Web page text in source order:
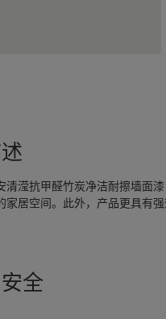
清滢抗甲醛竹炭净洁耐擦墙面
家居空间。此外，产品更具有
全